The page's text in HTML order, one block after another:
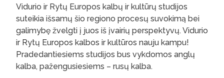
Vidurio ir Rytų Europos kalbų ir kultūrų studijos
suteikia išsamų šio regiono procesų suvokimą bei
galimybę žvelgti į juos iš įvairių perspektyvų. Vidurio
ir Rytų Europos kalbos ir kultūros nauju kampu!
Pradedantiesiems studijos bus vykdomos anglų
kalba, pažengusiesiems – rusų kalba.